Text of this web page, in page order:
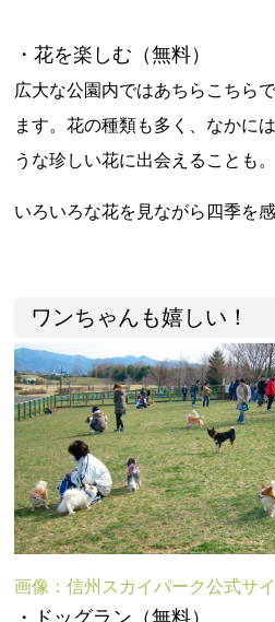
・花を楽しむ（無料）
広大な公園内ではあちらこちら
ます。花の種類も多く、なかに
うな珍しい花に出会えることも。
いろいろな花を見ながら四季を
ワンちゃんも嬉しい！
画像：信州スカイパーク公式サ
・ドッグラン（無料）